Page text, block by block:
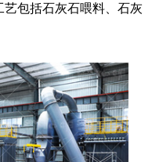
包括石灰石喂料、石灰